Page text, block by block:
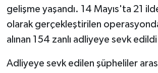
gelişme yaşandı. 14 Mayıs'ta 21
olarak gerçekleştirilen
alınan 154 zanlı adliyeye sevk
Adliyeye sevk edilen şüpheliler